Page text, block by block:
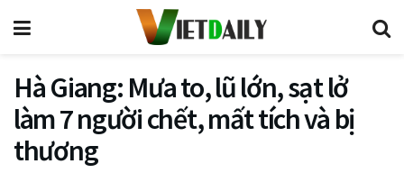
Hà Giang: Mưa to, lũ lớn, sạt lở
làm 7 người chết, mất tích và bị
thương